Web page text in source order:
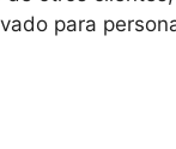
para